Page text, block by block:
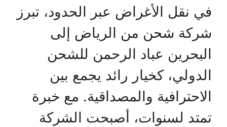
في نقل الأغراض عبر الحدود، تبرز
شركة شحن من الرياض إلى
البحرين عباد الرحمن للشحن
الدولي، كخيار رائد يجمع بين
الاحترافية والمصداقية. مع خبرة
تمتد لسنوات، أصبحت الشركة